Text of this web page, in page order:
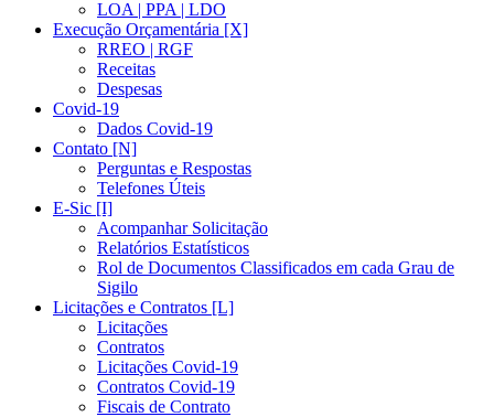
LOA | PPA | LDO
Execução Orçamentária [X]
RREO | RGF
Receitas
Despesas
Covid-19
Dados Covid-19
Contato [N]
Perguntas e Respostas
Telefones Úteis
E-Sic [I]
Acompanhar Solicitação
Relatórios Estatísticos
Rol de Documentos Classificados em cada Grau de
Sigilo
Licitações e Contratos [L]
Licitações
Contratos
Licitações Covid-19
Contratos Covid-19
Fiscais de Contrato